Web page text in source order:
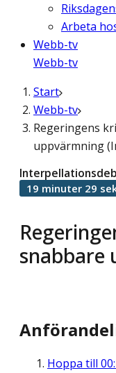
Arbeta
Webb-tv
Webb-tv
Start
Webb-tv
Regeringens
uppvärmning
snabbare
19 minuter 29
Hoppa till